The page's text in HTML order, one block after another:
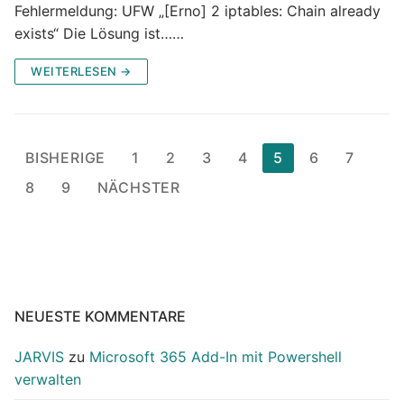
Fehlermeldung: UFW „[Erno] 2 iptables: Chain already
exists“ Die Lösung ist……
WEITERLESEN →
Seitennummerierung
der
BISHERIGE 1 2 3 4 5 6
7
8
9 NÄCHSTER
NEUESTE KOMMENTARE
JARVIS zu Microsoft 365 Add-In mit Powershell
verwalten